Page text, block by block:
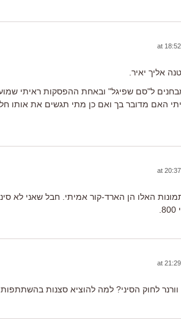
אליך יאיר.
ל"סם שפיגל" ובאחת ההפסקות ראיתי
האם מדובר בך ואם כן מתי תגשים את אותו
האלו הן הארד-קור אמיתי. חבל שאני לא
וורנר לחוק הסיני? למה להוציא סצנות